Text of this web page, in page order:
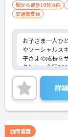
駅から徒歩10分以内
交通費支給
お子さま一人ひ
やソーシャルス
子さまの成長を
名以上、全国
して培ったノウ
の提供とともに
目指せます。年
との両立もしや
ご興味のある方
詳
訪問看護